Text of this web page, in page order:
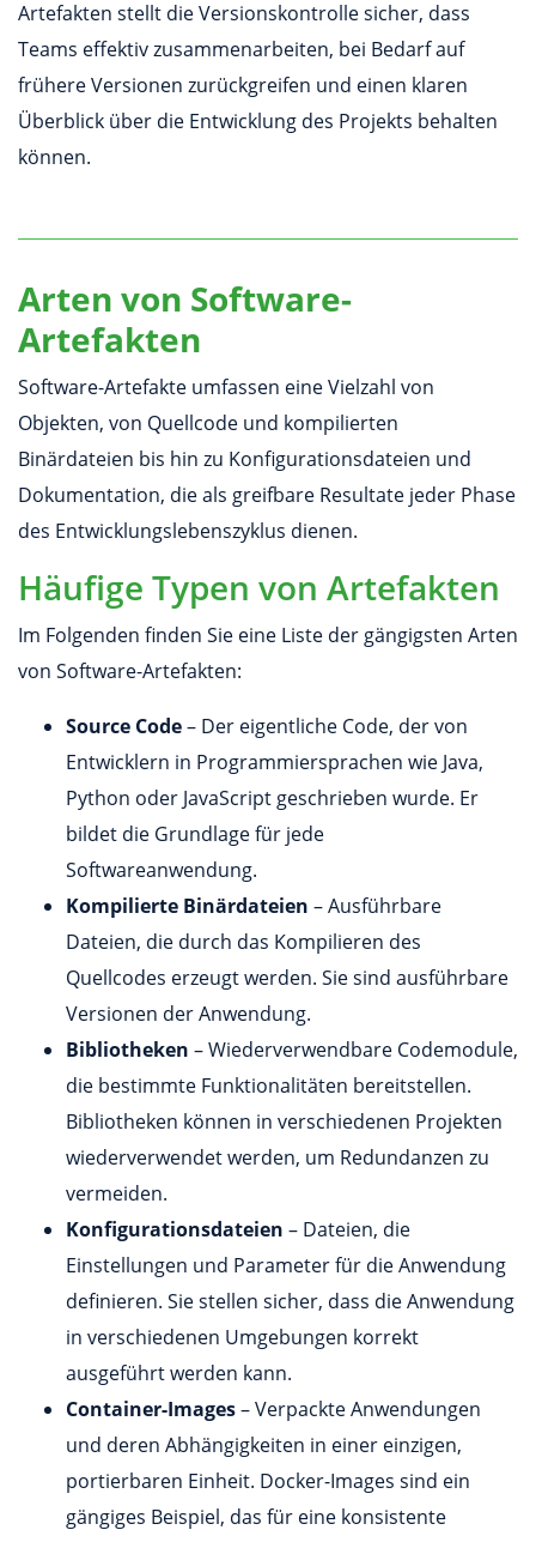
Artefakten stellt die Versionskontrolle sicher, dass
Teams effektiv zusammenarbeiten, bei Bedarf auf
frühere Versionen zurückgreifen und einen klaren
Überblick über die Entwicklung des Projekts behalten
können.
Arten von Software-
Artefakten
Software-Artefakte umfassen eine Vielzahl von
Objekten, von Quellcode und kompilierten
Binärdateien bis hin zu Konfigurationsdateien und
Dokumentation, die als greifbare Resultate jeder Phase
des Entwicklungslebenszyklus dienen.
Häufige Typen von Artefakten
Im Folgenden finden Sie eine Liste der gängigsten Arten
von Software-Artefakten:
Source Code– Der eigentliche Code, der von
Entwicklern in Programmiersprachen wie Java,
Python oder JavaScript geschrieben wurde. Er
bildet die Grundlage für jede
Softwareanwendung.
Kompilierte Binärdateien – Ausführbare
Dateien, die durch das Kompilieren des
Quellcodes erzeugt werden. Sie sind ausführbare
Versionen der Anwendung.
Bibliotheken – Wiederverwendbare Codemodule,
die bestimmte Funktionalitäten bereitstellen.
Bibliotheken können in verschiedenen Projekten
wiederverwendet werden, um Redundanzen zu
vermeiden.
Konfigurationsdateien – Dateien, die
Einstellungen und Parameter für die Anwendung
definieren. Sie stellen sicher, dass die Anwendung
in verschiedenen Umgebungen korrekt
ausgeführt werden kann.
Container-Images– Verpackte Anwendungen
und deren Abhängigkeiten in einer einzigen,
portierbaren Einheit. Docker-Images sind ein
gängiges Beispiel, das für eine konsistente